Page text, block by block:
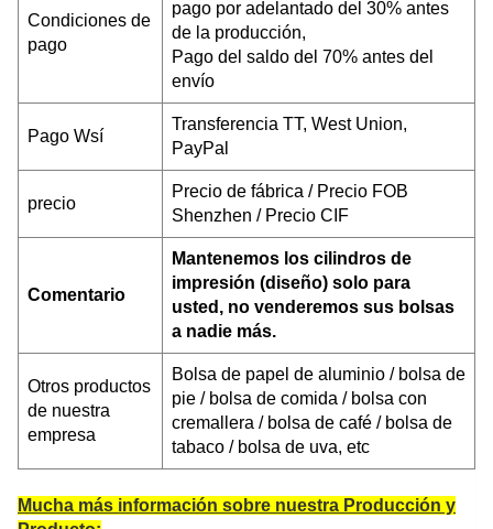
Condiciones de
pago
pago por adelantado del 30% antes
de la producción,
Pago del saldo del 70% antes del
envío
Pago Wsí
Transferencia TT, West Union,
PayPal
precio
Precio de fábrica / Precio FOB
Shenzhen / Precio CIF
Comentario
Mantenemos los cilindros de
impresión (diseño) solo para
usted, no venderemos sus bolsas
a nadie más.
Otros productos
de nuestra
empresa
Bolsa de papel de aluminio / bolsa de
pie / bolsa de comida / bolsa con
cremallera / bolsa de café / bolsa de
tabaco / bolsa de uva, etc
Mucha más información sobre nuestra Producción y